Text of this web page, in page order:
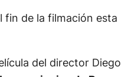
fin de la filmación esta
del director Diego